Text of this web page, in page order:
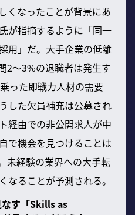
くなったことが背景にあ
が指摘するように「同一
用」だ。大手企業の低離
2〜3%の退職者は発生す
った即戦力人材の需要
した欠員補充は公募され
経由での非公開求人が中
で機会を見つけることは
未経験の業界への大手転
なることが予測される。
なす「Skills as